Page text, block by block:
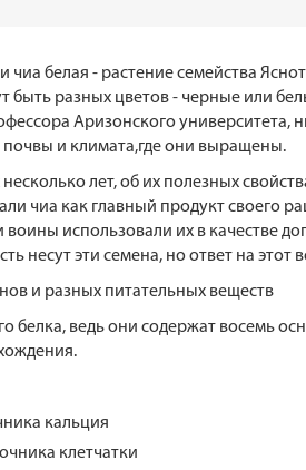
чиа белая - растение семейства
быть разных цветов - черные или
Аризонского университета,
почвы и климата,где они выращены.
лет, об их полезных
чиа как главный продукт своего
воины использовали их в качестве
несут эти семена, но ответ на этот
и разных питательных веществ
белка, ведь они содержат восемь
кальция
клетчатки